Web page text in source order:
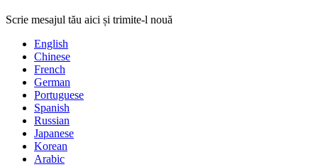
Scrie mesajul tău aici și trimite-l nouă
English
Chinese
French
German
Portuguese
Spanish
Russian
Japanese
Korean
Arabic